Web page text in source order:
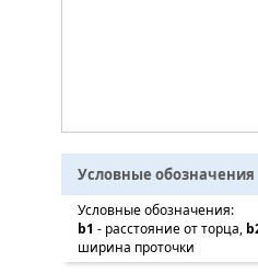
Условные обозначения
Условные обозначения:
b1 - расстояние от торца,
ширина проточки